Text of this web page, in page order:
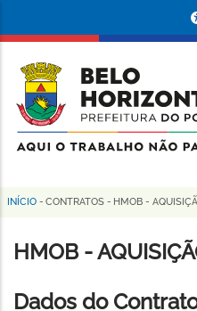
conteúdo
principal
da
Prefeitura
de
Horizonte
Trilha
de
INÍCIO - CONTRATOS - HMOB -
HMOB -
Dados do